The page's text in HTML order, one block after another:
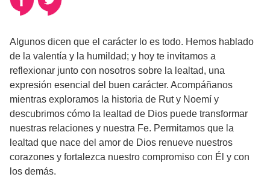
Algunos dicen que el carácter lo es todo. Hemos hablado
de la valentía y la humildad; y hoy te invitamos a
reflexionar junto con nosotros sobre la lealtad, una
expresión esencial del buen carácter. Acompáñanos
mientras exploramos la historia de Rut y Noemí y
descubrimos cómo la lealtad de Dios puede transformar
nuestras relaciones y nuestra Fe. Permitamos que la
lealtad que nace del amor de Dios renueve nuestros
corazones y fortalezca nuestro compromiso con Él y con
los demás.